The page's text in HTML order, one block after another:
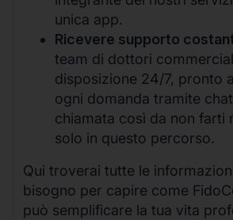
unica app.
Ricevere supporto
team di dottori
disposizione 24/7, pronto
ogni domanda tramite
chiamata così da non farti
solo in questo percorso.
Qui troverai tutte le
bisogno per capire come
può semplificare la tua vita